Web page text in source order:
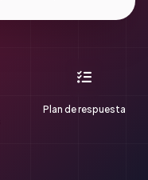
Plan de respuesta